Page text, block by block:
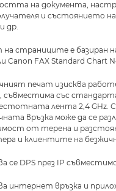
на документа,
и състоянието
др.
страниците е базиран
Canon FAX Standard Chart
печат изисква
съвместима със стандарта
лента 2,4 GHz.
връзка може да се
от терена и
и клиентите на
се DPS през IP
интернет връзка и